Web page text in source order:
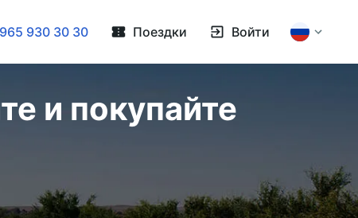
930 30 30 Поездки Войти
и покупайте